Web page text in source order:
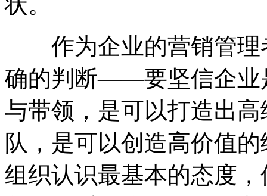
作为企业的营销管理
确的判断——要坚信企业
与带领，是可以打造出
队，是可以创造高价值
组织认识最基本的态度